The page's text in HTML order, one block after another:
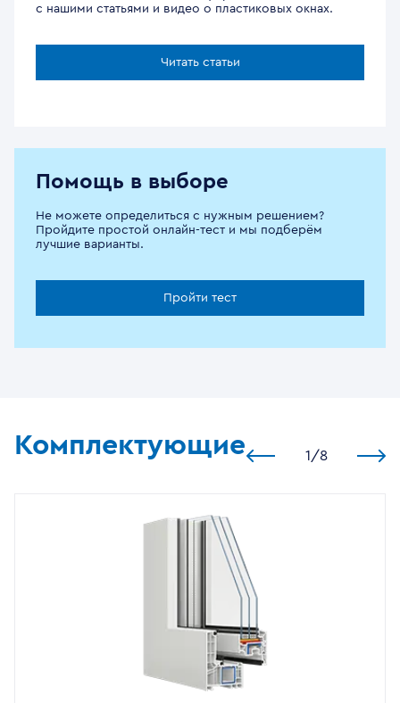
с нашими статьями и видео о пластиковых окнах.
Читать статьи
Помощь в выборе
Не можете определиться с нужным решением?
Пройдите простой онлайн-тест и мы подберём
лучшие варианты.
Пройти тест
Комплектующие 1 /8